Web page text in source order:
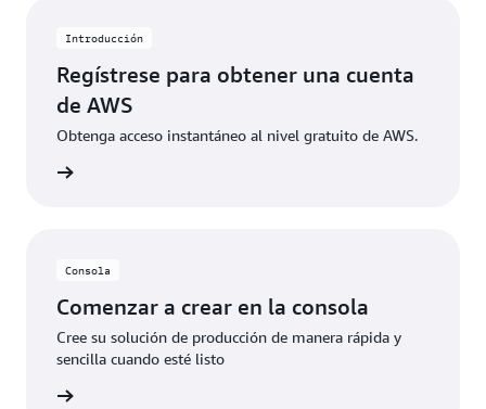
límites de uso gratuito o acceden a características no
automáticamente para cubrir los costos adicionales.
Introducción
Regístrese para obtener una cuenta
de AWS
Obtenga acceso instantáneo al nivel gratuito de AWS.
Consola
Comenzar a crear en la consola
Cree su solución de producción de manera rápida y
sencilla cuando esté listo